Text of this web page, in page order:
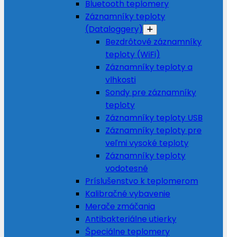
Bluetooth teplomery
Záznamníky teploty
(Dataloggery)
Bezdrôtové záznamníky
teploty (WiFi)
Záznamníky teploty a
vlhkosti
Sondy pre záznamníky
teploty
Záznamníky teploty USB
Záznamníky teploty pre
veľmi vysoké teploty
Záznamníky teploty
vodotesné
Príslušenstvo k teplomerom
Kalibračné vybavenie
Merače zmáčania
Antibakteriálne utierky
Špeciálne teplomery